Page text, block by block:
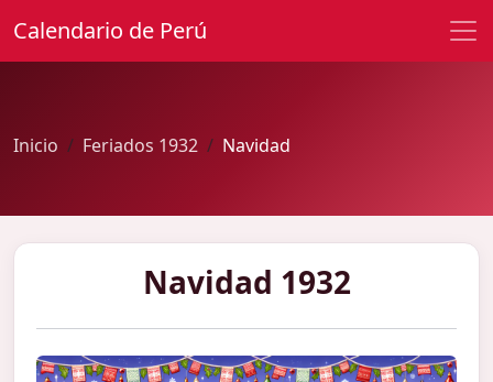
Calendario de Perú
Inicio Feriados 1932 Navidad
Navidad 1932